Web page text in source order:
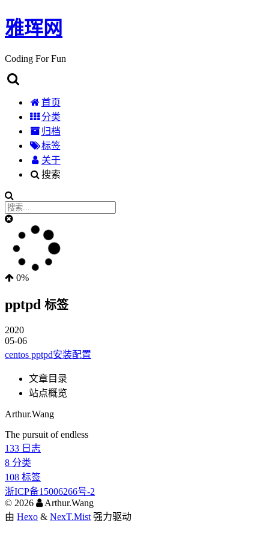
雅珲网
Coding For Fun
首页
分类
归档
标签
关于
搜索
0%
pptpd 标签
2020
05-06
centos pptpd安装配置
文章目录
站点概览
Arthur.Wang
The pursuit of endless
133 日志
8 分类
108 标签
浙ICP备15006266号-2
© 2026
Arthur.Wang
由 Hexo & NexT.Mist 强力驱动